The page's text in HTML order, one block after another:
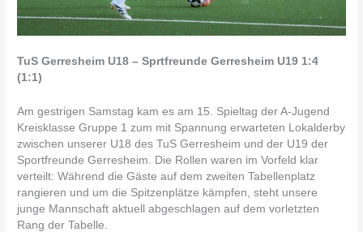
TuS Gerresheim U18 – Sprtfreunde Gerresheim U19 1:4
(1:1)
Am gestrigen Samstag kam es am 15. Spieltag der A-Jugend
Kreisklasse Gruppe 1 zum mit Spannung erwarteten Lokalderby
zwischen unserer U18 des TuS Gerresheim und der U19 der
Sportfreunde Gerresheim. Die Rollen waren im Vorfeld klar
verteilt: Während die Gäste auf dem zweiten Tabellenplatz
rangieren und um die Spitzenplätze kämpfen, steht unsere
junge Mannschaft aktuell abgeschlagen auf dem vorletzten
Rang der Tabelle.